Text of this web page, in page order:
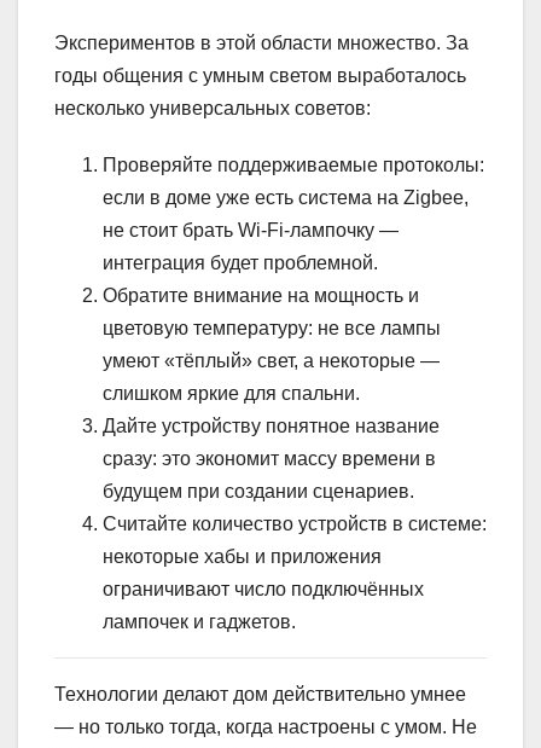
Экспериментов в этой области множество. За
годы общения с умным светом выработалось
несколько универсальных советов:
Проверяйте поддерживаемые протоколы:
если в доме уже есть система на Zigbee,
не стоит брать Wi-Fi-лампочку —
интеграция будет проблемной.
Обратите внимание на мощность и
цветовую температуру: не все лампы
умеют «тёплый» свет, а некоторые —
слишком яркие для спальни.
Дайте устройству понятное название
сразу: это экономит массу времени в
будущем при создании сценариев.
Считайте количество устройств в системе:
некоторые хабы и приложения
ограничивают число подключённых
лампочек и гаджетов.
Технологии делают дом действительно умнее
— но только тогда, когда настроены с умом. Не